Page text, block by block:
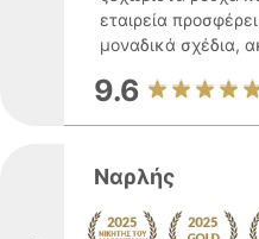
εταιρεία
μοναδικά σχέδια,
9.6
Ναρλής